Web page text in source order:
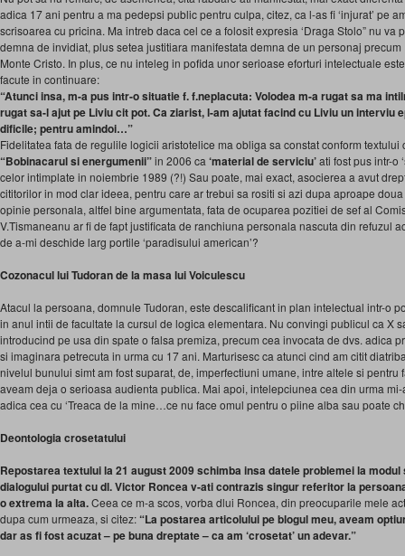
adica 17 ani pentru a ma pedepsi public pentru culpa, citez, ca l-as fi ‘injurat’ pe
scrisoarea cu pricina. Ma intreb daca cel ce a folosit expresia ‘Draga Stolo” nu
demna de invidiat, plus setea justitiara manifestata demna de un personaj
Monte Cristo. In plus, ce nu inteleg in pofida unor serioase eforturi intelectuale
facute in continuare:
“Atunci insa, m-a pus intr-o situatie f. f.neplacuta: Volodea m-a rugat sa ma
rugat sa-l ajut pe Liviu cit pot. Ca ziarist, l-am ajutat facind cu Liviu un interviu
dificile; pentru amindoi…”
Fidelitatea fata de regulile logicii aristotelice ma obliga sa constat conform textului
“Bobinacarul si energumenii”in 2006 ca ‘material de serviciu’ati fost pus intr-o
celor intimplate in noiembrie 1989 (?!) Sau poate, mai exact, asocierea a avut
cititorilor in mod clar ideea, pentru care ar trebui sa rositi si azi dupa aproape
opinie personala, altfel bine argumentata, fata de ocuparea pozitiei de sef al
V.Tismaneanu ar fi de fapt justificata de ranchiuna personala nascuta din refuzul
de a-mi deschide larg portile ‘paradisului american’?
Cozonacul lui Tudoran de la masa lui Voiculescu
Atacul la persoana, domnule Tudoran, este descalificant in plan intelectual intr-o
in anul intii de facultate la cursul de logica elementara. Nu convingi publicul ca X
introducind pe usa din spate o falsa premiza, precum cea invocata de dvs. adica
si imaginara petrecuta in urma cu 17 ani. Marturisesc ca atunci cind am citit
nivelul bunului simt am fost suparat, de, imperfectiuni umane, intre altele si pentru
aveam deja o serioasa audienta publica. Mai apoi, intelepciunea cea din urma
adica cea cu ‘Treaca de la mine…ce nu face omul pentru o piine alba sau poate
Deontologia crosetatului
Repostarea textului la 21 august 2009 schimba insa datele problemei la
dialogului purtat cu dl. Victor Roncea v-ati contrazis singur referitor la
o extrema la alta.Ceea ce m-a scos, vorba dlui Roncea, din preocuparile mele
dupa cum urmeaza, si citez:“La postarea articolului pe blogul meu, aveam
dar as fi fost acuzat – pe buna dreptate – ca am ‘crosetat’ un adevar.”